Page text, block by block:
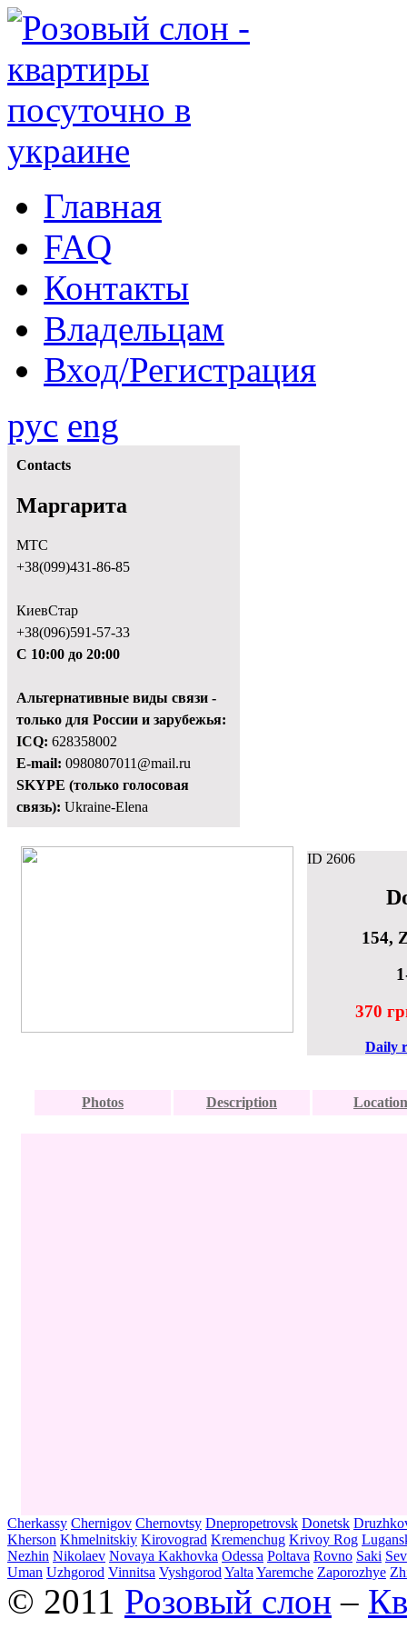
Главная
FAQ
Контакты
Владельцам
Вход/Регистрация
рус eng
Contacts
Маргарита
МТС
+38(099)431-86-85
КиевСтар
+38(096)591-57-33
С 10:00 до 20:00
Альтернативные виды связи -
только для России и зарубежья:
ICQ: 628358002
E-mail: 0980807011@mail.ru
SKYPE (только голосовая
связь): Ukraine-Elena
ID 2606
154,
370
Daily
Photos Description Location
Cherkassy Chernigov Chernovtsy Dnepropetrovsk Donetsk
Kherson Khmelnitskiy Kirovograd Kremenchug Krivoy Rog
Nezhin Nikolaev Novaya Kakhovka Odessa Poltava Rovno Saki
Uman Uzhgorod Vinnitsa Vyshgorod Yalta Yaremche Zaporozhye
© 2011 Розовый слон –